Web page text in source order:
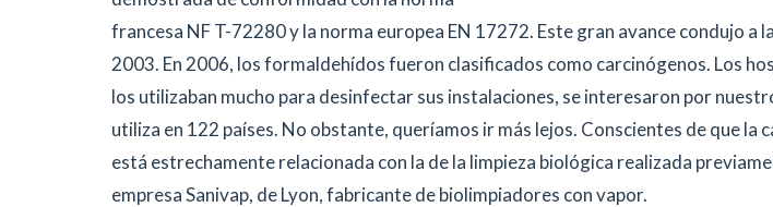
francesa NF T-72280 y la norma europea EN 17272. Este gran avance condujo a
2003. En 2006, los formaldehídos fueron clasificados como carcinógenos. Los
los utilizaban mucho para desinfectar sus instalaciones, se interesaron por
utiliza en 122 países. No obstante, queríamos ir más lejos. Conscientes de que la
está estrechamente relacionada con la de la limpieza biológica realizada
empresa Sanivap, de Lyon, fabricante de biolimpiadores con vapor.